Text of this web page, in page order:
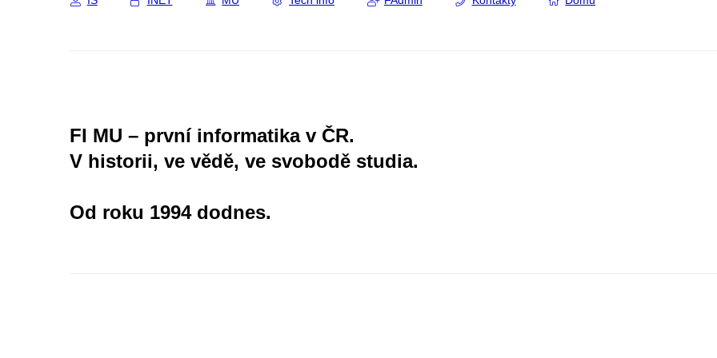
FI MU – první informatika v ČR.
V historii, ve vědě, ve svobodě studia.
Od roku 1994 dodnes.